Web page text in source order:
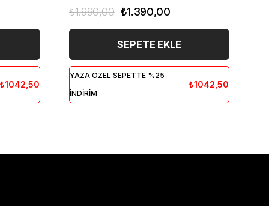
₺1042,50
₺1.390,00
₺1.990,00
SEPETE EKLE
YAZA ÖZEL SEPETTE %25
İNDİRİM
₺1042,50